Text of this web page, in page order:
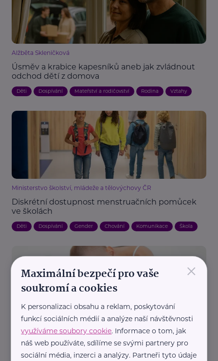
Alžběta Skleničková
Úsměv a krabice kapesníků aneb jak zvládnout
odchod dětí z domova
Děti Dospívání Mateřství a rodičovství Rodina Vztahy
Ministerstvo školství, mládeže a tělovýchovy ČR
Diskrétní dostupnost menstruačních pomůcek
ve školách
Děti Dospívání Gender Chování Komunikace Škola
Psychiatrická společnost České lékařské společnosti J. E. Purkyně
Počet závažných poruch příjmu potravy se u
mladých lidí zdvojnásobil. Nové postupy léčby
využijí umělou inteligenci i sociální sítě
×
Maximální bezpečí pro vaše
soukromí a cookies
K personalizaci obsahu a reklam, poskytování
funkcí sociálních médií a analýze naší návštěvnosti
využíváme soubory cookie. Informace o tom, jak
náš web používáte, sdílíme se svými partnery pro
sociální média, inzerci a analýzy. Partneři tyto údaje